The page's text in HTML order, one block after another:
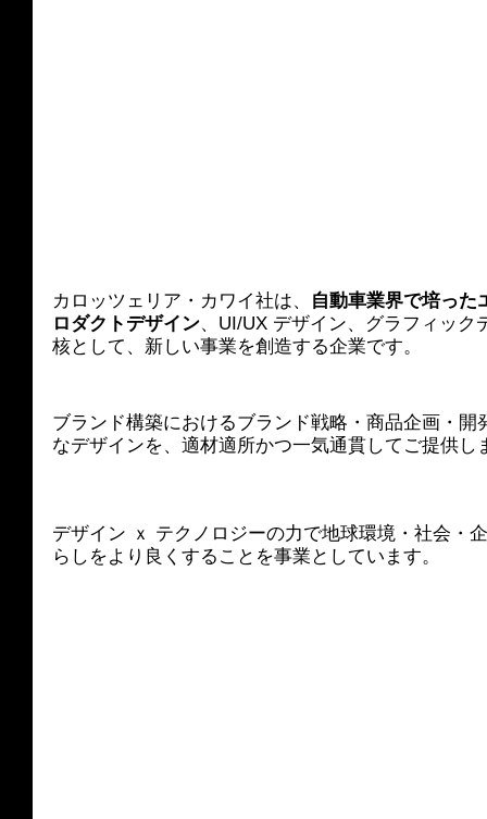
カロッツェリア・カワイ社は、
自動車業界で培った
ロダクトデザイン、UI/UX デザイン、グラフィック
核として、新しい事業を創造する企業です。
ブランド構築におけるブランド戦略・商品企画・
なデザインを、適材適所かつ一気通貫してご提供し
デザイン ｘ テクノロジーの力で地球環境・社会・
らしをより良くすることを事業としています。